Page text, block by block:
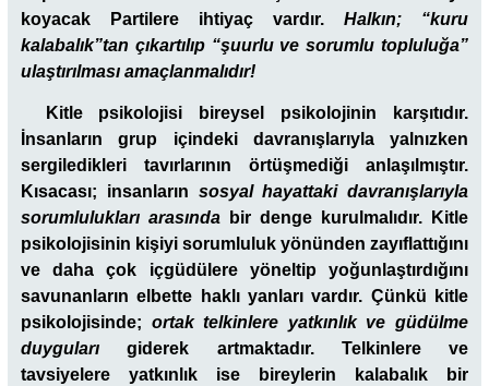
koyacak Partilere ihtiyaç vardır. Halkın; “kuru
kalabalık”tan çıkartılıp “şuurlu ve sorumlu topluluğa”
ulaştırılması amaçlanmalıdır!
Kitle psikolojisi bireysel psikolojinin karşıtıdır.
İnsanların grup içindeki davranışlarıyla yalnızken
sergiledikleri tavırlarının örtüşmediği anlaşılmıştır.
Kısacası; insanların sosyal hayattaki davranışlarıyla
sorumlulukları arasında
bir denge kurulmalıdır. Kitle
psikolojisinin kişiyi sorumluluk yönünden zayıflattığını
ve daha çok içgüdülere yöneltip yoğunlaştırdığını
savunanların elbette haklı yanları vardır. Çünkü
kitle
psikolojisinde; ortak telkinlere yatkınlık ve güdülme
duygularıgiderek artmaktadır. Telkinlere ve
tavsiyelere yatkınlık ise bireylerin kalabalık bir